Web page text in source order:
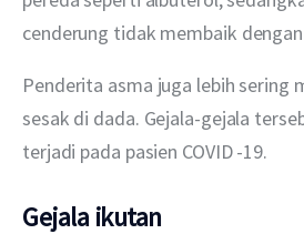
cenderung tidak membaik
Penderita asma juga lebih sering
sesak di dada. Gejala-gejala
terjadi pada pasien COVID -19.
Gejala ikutan